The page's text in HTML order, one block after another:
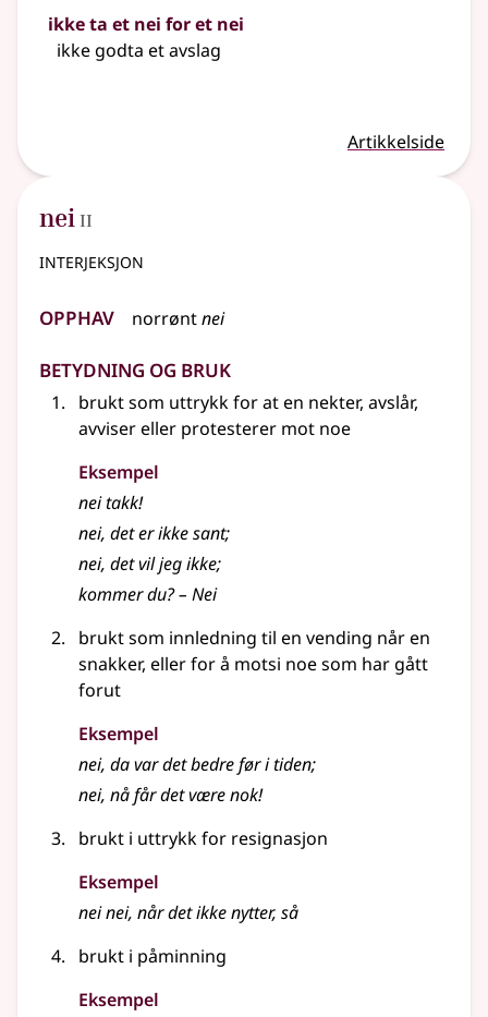
ikke ta et nei for et nei
ikke godta et avslag
Artikkelside
nei 2
II
interjeksjon
Opphav norrøntnei
Betydning og bruk
brukt som uttrykk for at en nekter, avslår,
avvisereller protesterer mot noe
Eksempel
neitakk!
nei, det er ikke sant;
nei, det vil jeg ikke;
kommer du? – Nei
brukt som innledning til en vending når en
snakker, ellerfor å motsi noe som har gått
forut
Eksempel
nei, da var det bedre før i tiden;
nei, nå får det være nok!
brukt i uttrykk for resignasjon
Eksempel
neinei, når det ikke nytter, så
brukt i påminning
Eksempel